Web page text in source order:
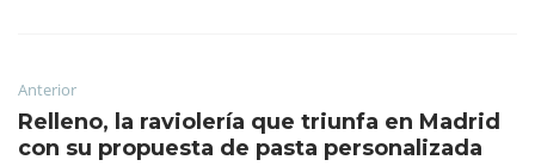
Anterior
Relleno, la raviolería que triunfa en Madrid
con su propuesta de pasta personalizada